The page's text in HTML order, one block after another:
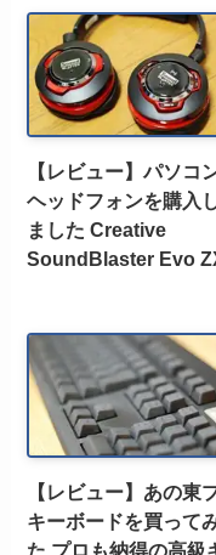
【レビュー】パソコ
ヘッドフォンを購入
ました Creative
SoundBlaster Evo
【レビュー】あの東
キーボードを買って
た プロも納得の高級